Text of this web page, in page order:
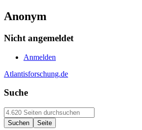
Anonym
Nicht angemeldet
Anmelden
Atlantisforschung.de
Suche